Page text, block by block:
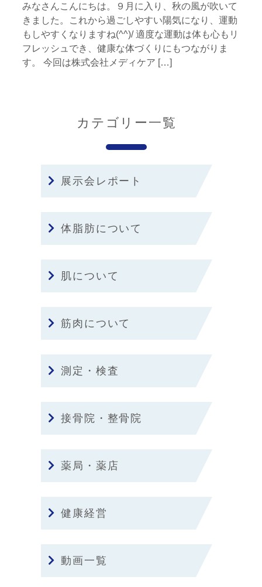
みなさんこんにちは。９月に入り、秋の風が吹いて
きました。これから過ごしやすい陽気になり、運動
もしやすくなりますね(^^)/ 適度な運動は体も心もリ
フレッシュでき、健康な体づくりにもつながりま
す。 今回は株式会社メディケア […]
カテゴリー一覧
展示会レポート
体脂肪について
肌について
筋肉について
測定・検査
接骨院・整骨院
薬局・薬店
健康経営
動画一覧